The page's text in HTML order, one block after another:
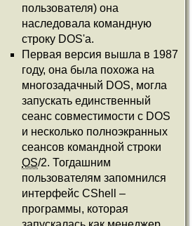
пользователя) она
наследовала командную
строку DOS'a.
Первая версия вышла в 1987
году, она была похожа на
многозадачный DOS, могла
запускать единственный
сеанс совместимости с DOS
и несколько полноэкранных
сеансов командной строки
OS/2. Тогдашним
пользователям запомнился
интерфейс CShell –
программы, которая